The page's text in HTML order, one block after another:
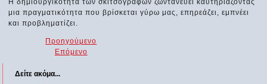
Η δημιουργικότητα των σκιτσογράφων ζωντανεύει καυτηριάζοντας
μια πραγματικότητα που βρίσκεται γύρω μας, επηρεάζει, εμπνέει
και προβληματίζει.
Προηγούμενο
Επόμενο
Δείτε ακόμα...